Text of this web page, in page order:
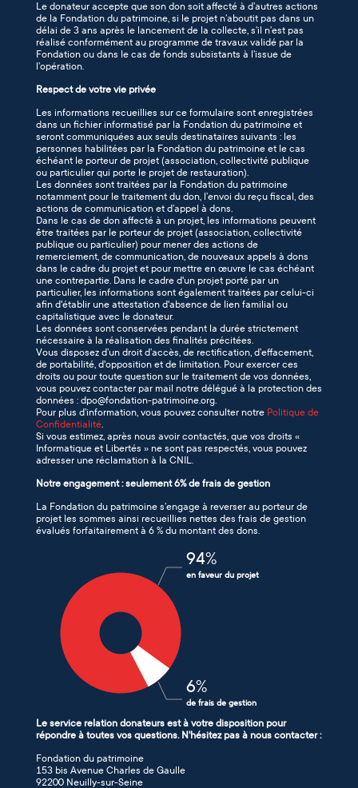
Le donateur accepte que son don soit affecté à d’autres actions
de la Fondation du patrimoine, si le projet n’aboutit pas dans un
délai de 3 ans après le lancement de la collecte, s’il n’est pas
réalisé conformément au programme de travaux validé par la
Fondation ou dans le cas de fonds subsistants à l’issue de
l’opération.
Respect de votre vie privée
Les informations recueillies sur ce formulaire sont enregistrées
dans un fichier informatisé par la Fondation du patrimoine et
seront communiquées aux seuls destinataires suivants : les
personnes habilitées par la Fondation du patrimoine et le cas
échéant le porteur de projet (association, collectivité publique
ou particulier qui porte le projet de restauration).
Les données sont traitées par la Fondation du patrimoine
notamment pour le traitement du don, l’envoi du reçu fiscal, des
actions de communication et d’appel à dons.
Dans le cas de don affecté à un projet, les informations peuvent
être traitées par le porteur de projet (association, collectivité
publique ou particulier) pour mener des actions de
remerciement, de communication, de nouveaux appels à dons
dans le cadre du projet et pour mettre en œuvre le cas échéant
une contrepartie. Dans le cadre d'un projet porté par un
particulier, les informations sont également traitées par celui-ci
afin d'établir une attestation d'absence de lien familial ou
capitalistique avec le donateur.
Les données sont conservées pendant la durée strictement
nécessaire à la réalisation des finalités précitées.
Vous disposez d’un droit d’accès, de rectification, d’effacement,
de portabilité, d'opposition et de limitation. Pour exercer ces
droits ou pour toute question sur le traitement de vos données,
vous pouvez contacter par mail notre délégué à la protection des
données : dpo@fondation-patrimoine.org.
Pour plus d’information, vous pouvez consulter notre Politique de
Confidentialité.
Si vous estimez, après nous avoir contactés, que vos droits «
Informatique et Libertés » ne sont pas respectés, vous pouvez
adresser une réclamation à la CNIL.
Notre engagement : seulement 6% de frais de gestion
La Fondation du patrimoine s’engage à reverser au porteur de
projet les sommes ainsi recueillies nettes des frais de gestion
évalués forfaitairement à 6 % du montant des dons.
94%
en faveur du projet
6%
de frais de gestion
Le service relation donateurs est à votre disposition pour
répondre à toutes vos questions. N'hésitez pas à nous contacter :
Fondation du patrimoine
153 bis Avenue Charles de Gaulle
92200 Neuilly-sur-Seine